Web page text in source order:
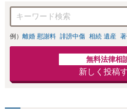
例） 離婚 慰謝料 誹謗中傷 相続 遺産
無料法律相
新しく投稿